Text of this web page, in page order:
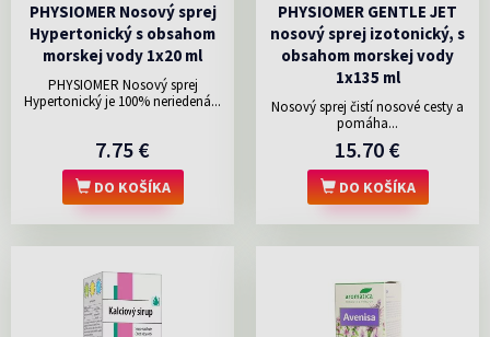
PHYSIOMER Nosový sprej
Hypertonický s obsahom
morskej vody 1x20 ml
PHYSIOMER Nosový sprej
Hypertonický je 100% neriedená...
7.75 €
DO KOŠÍKA
PHYSIOMER GENTLE JET
nosový sprej izotonický, s
obsahom morskej vody
1x135 ml
Nosový sprej čistí nosové cesty a
pomáha...
15.70 €
DO KOŠÍKA